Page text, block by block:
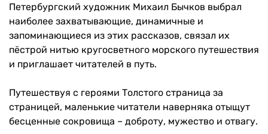
Петербургский художник Михаил Бычков выбрал
наиболее захватывающие, динамичные и
запоминающиеся из этих рассказов, связал их
пёстрой нитью кругосветного морского путешествия
и приглашает читателей в путь.
Путешествуя с героями Толстого страница за
страницей, маленькие читатели наверняка отыщут
бесценные сокровища – доброту, мужество и отвагу.